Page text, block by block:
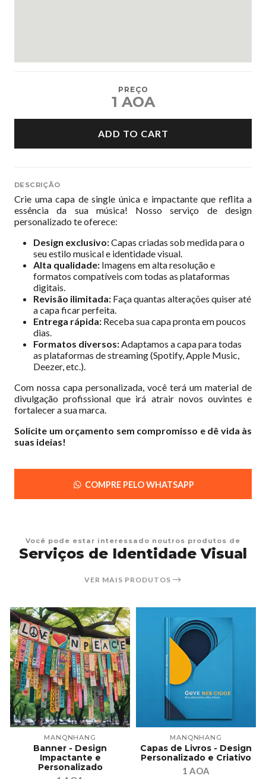
PREÇO
1 AOA
ADD TO CART
DESCRIÇÃO
Crie uma capa de single única e impactante que reflita a
essência da sua música! Nosso serviço de design
personalizado te oferece:
Design exclusivo:Capas criadas sob medida para o
seu estilo musical e identidade visual.
Alta qualidade: Imagens em alta resolução e
formatos compatíveis com todas as plataformas
digitais.
Revisão ilimitada: Faça quantas alterações quiser até
a capa ficar perfeita.
Entrega rápida: Receba sua capa pronta em poucos
dias.
Formatos diversos:Adaptamos a capa para todas
as plataformas de streaming (Spotify, Apple Music,
Deezer, etc.).
Com nossa capa personalizada, você terá um material de
divulgação profissional que irá atrair novos ouvintes e
fortalecer a sua marca.
Solicite um orçamento sem compromisso e dê vida às
suas ideias!
COMPRE PELO WHATSAPP
Você pode estar interessado noutros produtos de
Serviços de Identidade Visual
VER MAIS PRODUTOS
MANQNHANG
Banner - Design
Impactante e
Personalizado
MANQNHANG
Capas de Livros - Design
Personalizado e Criativo
1 AOA